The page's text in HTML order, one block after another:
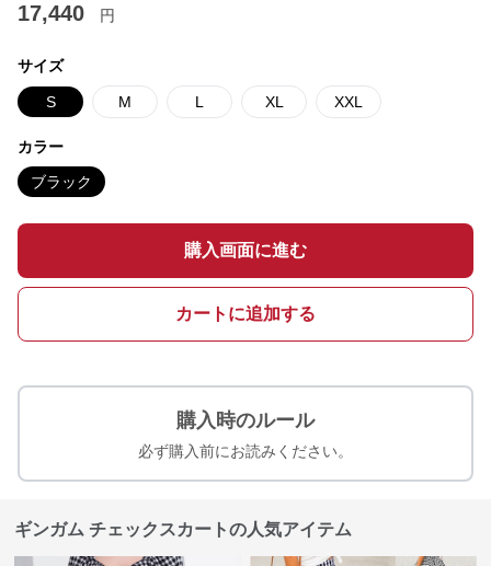
17,440 円
サイズ
S M L XL XXL
カラー
ブラック
購入画面に進む
カートに追加する
購入時のルール
必ず購入前にお読みください。
ギンガム チェックスカートの人気アイテム